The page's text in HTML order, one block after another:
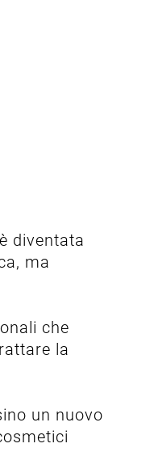
diventata
ma
che
la
un nuovo